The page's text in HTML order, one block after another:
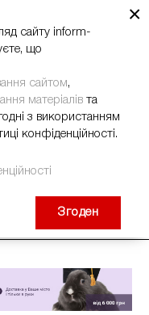
×
сайту inform-
що
сайтом,
матеріалів та
з використанням
конфіденційності.
Згоден